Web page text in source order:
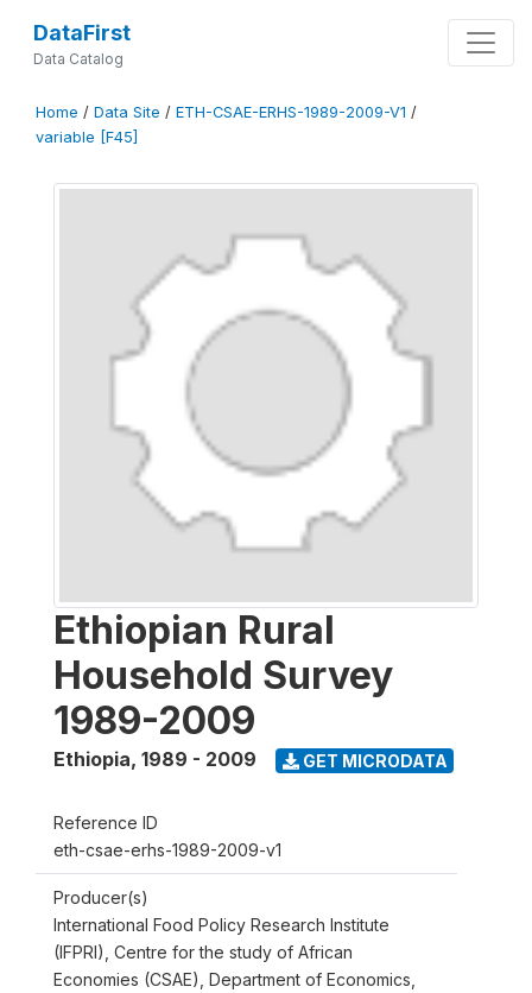
DataFirst
Data Catalog
Home / Data Site / ETH-CSAE-ERHS-1989-2009-V1 /
variable [F45]
Ethiopian Rural
Household Survey
1989-2009
Ethiopia, 1989 - 2009 GET MICRODATA
Reference ID
eth-csae-erhs-1989-2009-v1
Producer(s)
International Food Policy Research Institute
(IFPRI), Centre for the study of African
Economies (CSAE), Department of Economics,